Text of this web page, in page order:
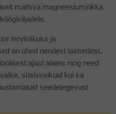
maitsva magneesiumirikka
tervislikuks ja
on ühed nendest taimedest,
ajast alates ning need
süsivesikuid kui ka
seedetegevust